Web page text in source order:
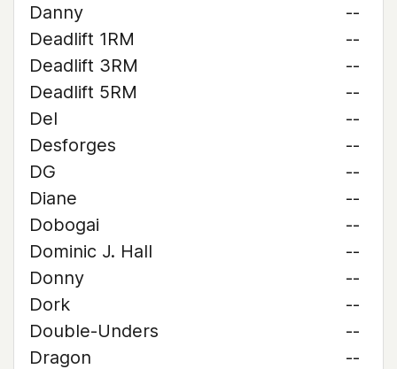
Danny
--
Deadlift 1RM
--
Deadlift 3RM
--
Deadlift 5RM
--
Del
--
Desforges
--
DG
--
Diane
--
Dobogai
--
Dominic J. Hall
--
Donny
--
Dork
--
Double-Unders
--
Dragon
--